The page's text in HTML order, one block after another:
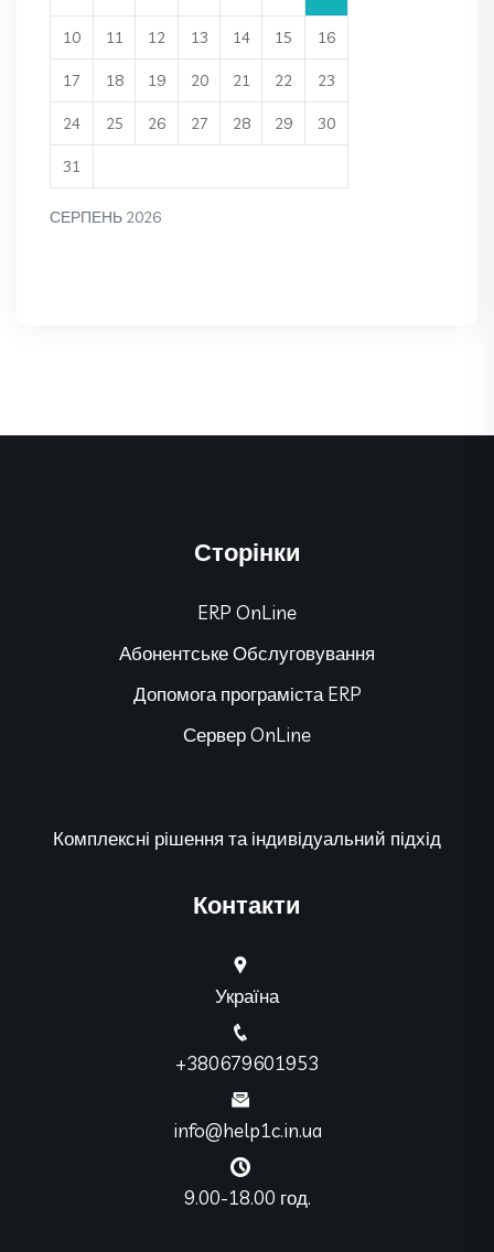
СЕРПЕНЬ 2026
10 11 12 13 14 15 16
17 18 19 20 21 22 23
24 25 26 27 28 29 30
31
Сторінки
ERP OnLine
Абонентське Обслуговування
Допомога програміста ERP
Сервер OnLine
Комплексні рішення та індивідуальний підхід
Контакти
Україна
+380679601953
info@help1c.in.ua
9.00-18.00 год.